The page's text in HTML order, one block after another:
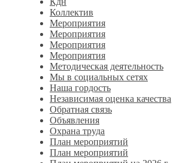
Коллектив
Мероприятия
Мероприятия
Мероприятия
Мероприятия
Методическая деятельность
Мы в социальных сетях
Наша гордость
Независимая оценка качества
Обратная связь
Объявления
Охрана труда
План мероприятий
План мероприятий